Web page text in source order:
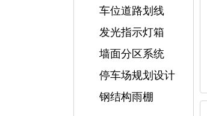
车位道路划线
发光指示灯箱
墙面分区系统
停车场规划设计
钢结构雨棚